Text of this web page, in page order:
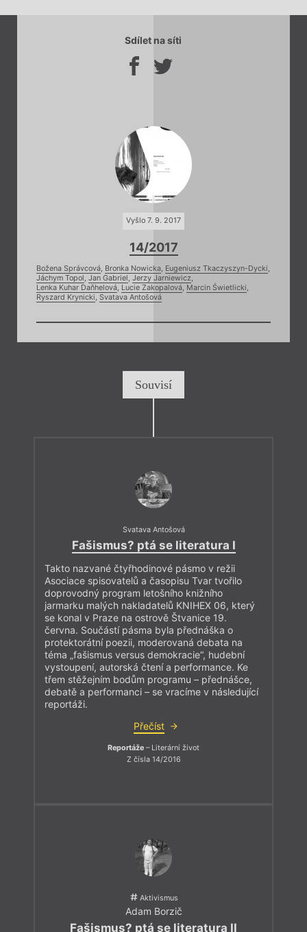
Sdílet na síti
Vyšlo 7. 9. 2017
14/2017
Božena Správcová, Bronka Nowicka, Eugeniusz Tkaczyszyn-Dycki,
Jáchym Topol, Jan Gabriel, Jerzy Jarniewicz,
Lenka Kuhar Daňhelová, Lucie Zakopalová, Marcin Świetlicki,
Ryszard Krynicki, Svatava Antošová
Souvisí
Svatava Antošová
Fašismus? ptá se literatura I
Takto nazvané čtyřhodinové pásmo v režii
Asociace spisovatelů a časopisu Tvar tvořilo
doprovodný program letošního knižního
jarmarku malých nakladatelů KNIHEX 06, který
se konal v Praze na ostrově Štvanice 19.
června. Součástí pásma byla přednáška o
protektorátní poezii, moderovaná debata na
téma „fašismus versus demokracie“, hudební
vystoupení, autorská čtení a performance. Ke
třem stěžejním bodům programu – přednášce,
debatě a performanci – se vracíme v následující
reportáži.
Přečíst
Reportáže – Literární život
Z čísla 14/2016
Aktivismus
Adam Borzič
Fašismus? ptá se literatura II